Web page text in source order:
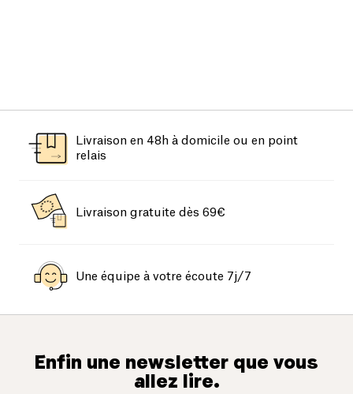
Livraison en 48h à domicile ou en point
relais
Livraison gratuite dès 69€
Une équipe à votre écoute 7j/7
Enfin une newsletter que vous
allez lire.